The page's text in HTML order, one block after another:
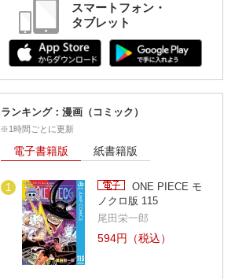
スマートフォン・
タブレット
ランキング：漫画（コミック）
※1時間ごとに更新
電子書籍版 紙書籍版
1
ONE PIECE モ
ノクロ版 115
尾田栄一郎
594円（税込）